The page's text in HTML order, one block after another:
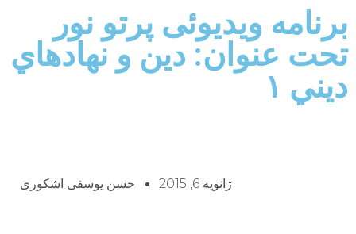
برنامه ويديوئى پرتو نور
تحت عنوان: دين و نهادهاي
ديني ۱
ژانویه 6, 2015 حسن یوسفی اشکوری